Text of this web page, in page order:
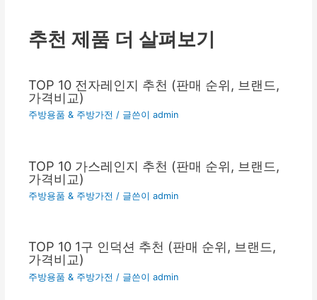
추천 제품 더 살펴보기
TOP 10 전자레인지 추천 (판매 순위, 브랜드,
가격비교)
주방용품 & 주방가전 / 글쓴이admin
TOP 10 가스레인지 추천 (판매 순위, 브랜드,
가격비교)
주방용품 & 주방가전 / 글쓴이admin
TOP 10 1구 인덕션 추천 (판매 순위, 브랜드,
가격비교)
주방용품 & 주방가전 / 글쓴이admin